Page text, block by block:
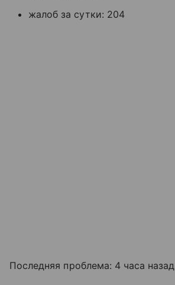
жалоб за сутки: 204
Последняя проблема: 4 часа назад